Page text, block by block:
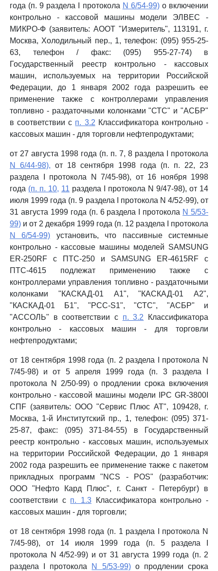
года (п. 9 раздела I протокола N 6/54-99)о включении
контрольно - кассовой машины модели ЭЛВЕС -
МИКРО-Ф (заявитель: АООТ "Измеритель", 113191, г.
Москва, Холодильный пер., 1, телефон: (095) 955-25-
63, телефон / факс: (095) 955-27-74) в
Государственный реестр контрольно - кассовых
машин, используемых на территории Российской
Федерации, до 1 января 2002 года разрешить ее
применение также с контроллерами управления
топливно - раздаточными колонками "СТС" и "АСБР"
в соответствии с п. 3.2 Классификатора контрольно -
кассовых машин - для торговли нефтепродуктами;
от 27 августа 1998 года (п. п. 7, 8 раздела I протокола
N 6/44-98), от 18 сентября 1998 года (п. п. 22, 23
раздела I протокола N 7/45-98), от 16 ноября 1998
года (п. п. 10, 11 раздела I протокола N 9/47-98), от 14
июля 1999 года (п. 9 раздела I протокола N 4/52-99), от
31 августа 1999 года (п. 6 раздела I протокола N 5/53-
99) и от 2 декабря 1999 года (п. 12 раздела I протокола
N 6/54-99) установить, что пассивные системные
контрольно - кассовые машины моделей SAMSUNG
ER-250RF с ПТС-250 и SAMSUNG ER-4615RF с
ПТС-4615 подлежат применению также с
контроллерами управления топливно - раздаточными
колонками "КАСКАД-01 А1", "КАСКАД-01 А2",
"КАСКАД-01 Б1", "PCC-S1", "СТС", "АСБР" и
"АССОЛЬ" в соответствии с п. 3.2 Классификатора
контрольно - кассовых машин - для торговли
нефтепродуктами;
от 18 сентября 1998 года (п. 2 раздела I протокола N
7/45-98) и от 5 апреля 1999 года (п. 3 раздела I
протокола N 2/50-99) о продлении срока включения
контрольно - кассовой машины модели IPC GR-3800I
СПF (заявитель: ООО "Сервис Плюс AT", 109428, г.
Москва, 1-й Институтский пр., 1, телефон: (095) 371-
25-87, факс: (095) 371-84-55) в Государственный
реестр контрольно - кассовых машин, используемых
на территории Российской Федерации, до 1 января
2002 года разрешить ее применение также с пакетом
прикладных программ "NCS - POS" (разработчик:
ООО "Нефто Кард Плюс", г. Санкт - Петербург) в
соответствии с п. 1.3 Классификатора контрольно -
кассовых машин - для торговли;
от 18 сентября 1998 года (п. 1 раздела I протокола N
7/45-98), от 14 июля 1999 года (п. 5 раздела I
протокола N 4/52-99) и от 31 августа 1999 года (п. 2
раздела I протокола N 5/53-99)о продлении срока